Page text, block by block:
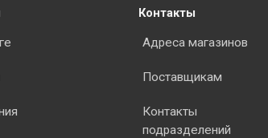
Контакты
Адреса магазинов
Поставщикам
Контакты
подразделений